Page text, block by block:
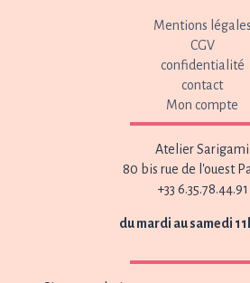
Mentions légales
CGV
confidentialité
contact
Mon compte
Atelier Sarigami
80 bis rue de l'ouest
+33 6.35.78.44.91
du mardi au samedi